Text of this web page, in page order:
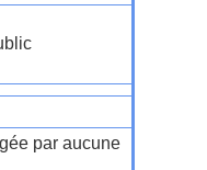
par aucune